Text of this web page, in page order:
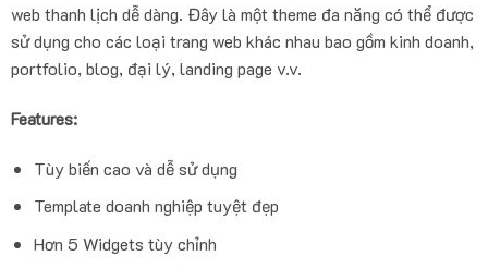
web thanh lịch dễ dàng. Đây là một theme đa năng có thể được
sử dụng cho các loại trang web khác nhau bao gồm kinh doanh,
portfolio, blog, đại lý, landing page v.v.
Features:
Tùy biến cao và dễ sử dụng
Template doanh nghiệp tuyệt đẹp
Hơn 5 Widgets tùy chỉnh